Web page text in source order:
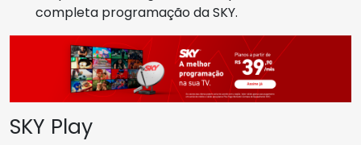
completa programação da SKY.
SKY Play